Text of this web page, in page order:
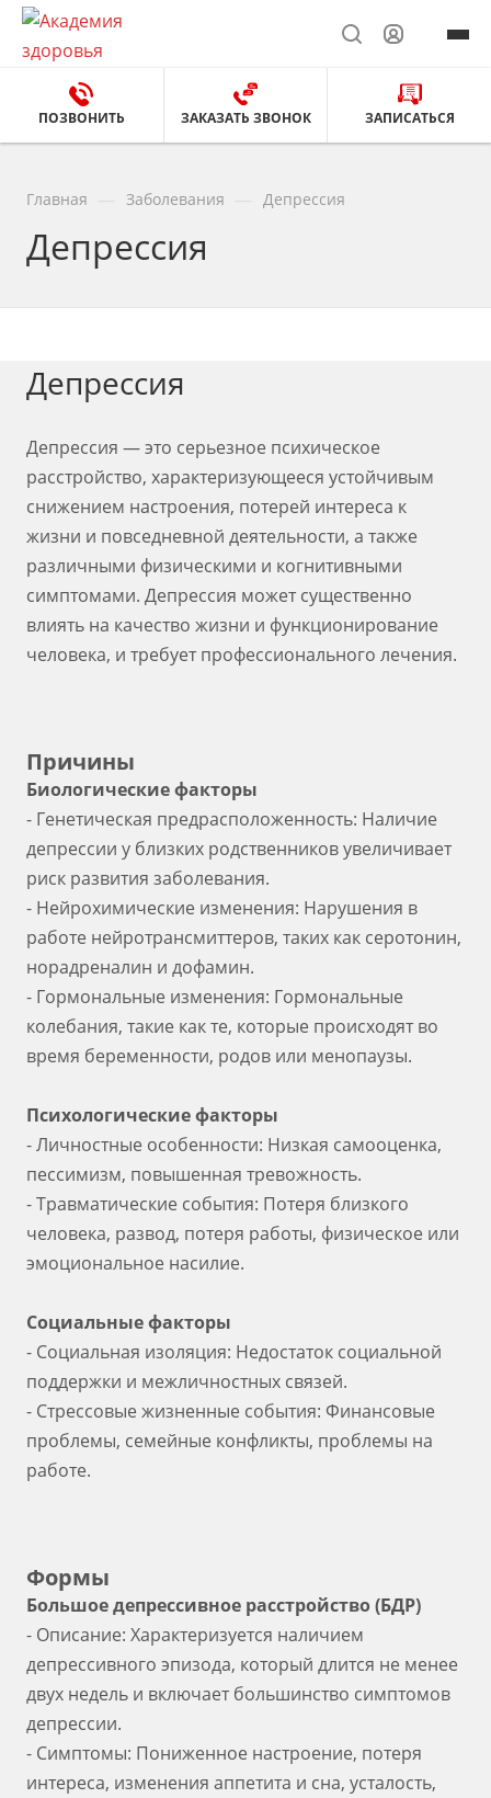
ПОЗВОНИТЬ ЗАКАЗАТЬ ЗВОНОК ЗАПИСАТЬСЯ
Главная Заболевания Депрессия
Депрессия
Депрессия
Депрессия — это серьезное психическое
расстройство, характеризующееся устойчивым
снижением настроения, потерей интереса к
жизни и повседневной деятельности, а также
различными физическими и когнитивными
симптомами. Депрессия может существенно
влиять на качество жизни и функционирование
человека, и требует профессионального лечения.
Причины
Биологические факторы
- Генетическая предрасположенность: Наличие
депрессии у близких родственников увеличивает
риск развития заболевания.
- Нейрохимические изменения: Нарушения в
работе нейротрансмиттеров, таких как серотонин,
норадреналин и дофамин.
- Гормональные изменения: Гормональные
колебания, такие как те, которые происходят во
время беременности, родов или менопаузы.
Психологические факторы
- Личностные особенности: Низкая самооценка,
пессимизм, повышенная тревожность.
- Травматические события: Потеря близкого
человека, развод, потеря работы, физическое или
эмоциональное насилие.
Социальные факторы
- Социальная изоляция: Недостаток социальной
поддержки и межличностных связей.
- Стрессовые жизненные события: Финансовые
проблемы, семейные конфликты, проблемы на
работе.
Формы
Большое депрессивное расстройство (БДР)
- Описание: Характеризуется наличием
депрессивного эпизода, который длится не менее
двух недель и включает большинство симптомов
депрессии.
- Симптомы: Пониженное настроение, потеря
интереса, изменения аппетита и сна, усталость,